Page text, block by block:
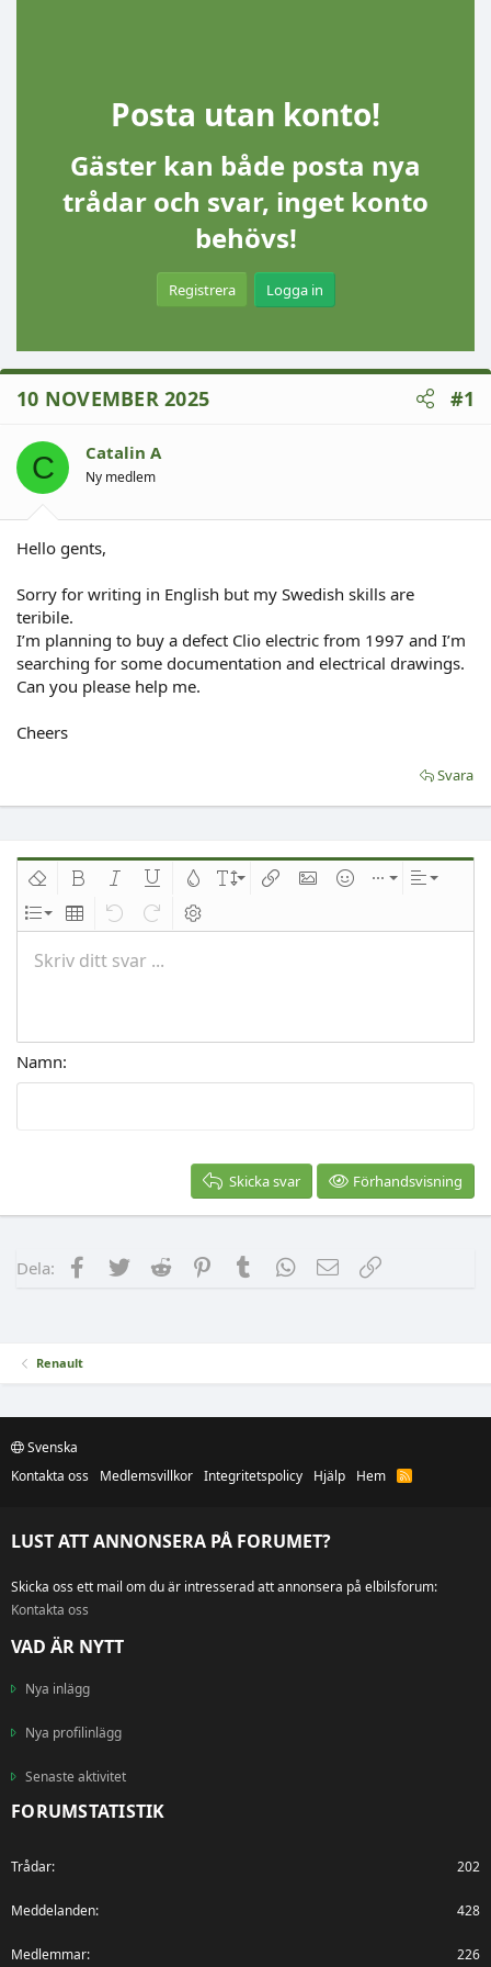
Posta utan konto!
Gäster kan både posta nya
trådar och svar, inget konto
behövs!
Registrera Logga in
10 NOVEMBER 2025 #1
C Catalin A
Ny medlem
Hello gents,
Sorry for writing in English but my Swedish skills are
teribile.
I’m planning to buy a defect Clio electric from 1997 and I’m
searching for some documentation and electrical drawings.
Can you please help me.
Cheers
Svara
Ta bort formatering
Djärv KursivUnderstrykning
Text färg
ListaInsert table
ÅngraRedoVäxla BB-kod
Skriv ditt svar ...
Namn
Skicka svar Förhandsvisning
Dela: Facebook
TwitterReddit PinterestTumblrWhatsApp
E-postLänk
Renault
Svenska
Kontakta oss
Medlemsvillkor Integritetspolicy Hjälp Hem
R
LUST ATT ANNONSERA PÅ FORUMET?
Skicka oss ett mail om du är intresserad att annonsera på elbilsforum:
Kontakta oss
VAD ÄR NYTT
Nya inlägg
Nya profilinlägg
Senaste aktivitet
FORUMSTATISTIK
Trådar 202
Meddelanden 428
Medlemmar 226